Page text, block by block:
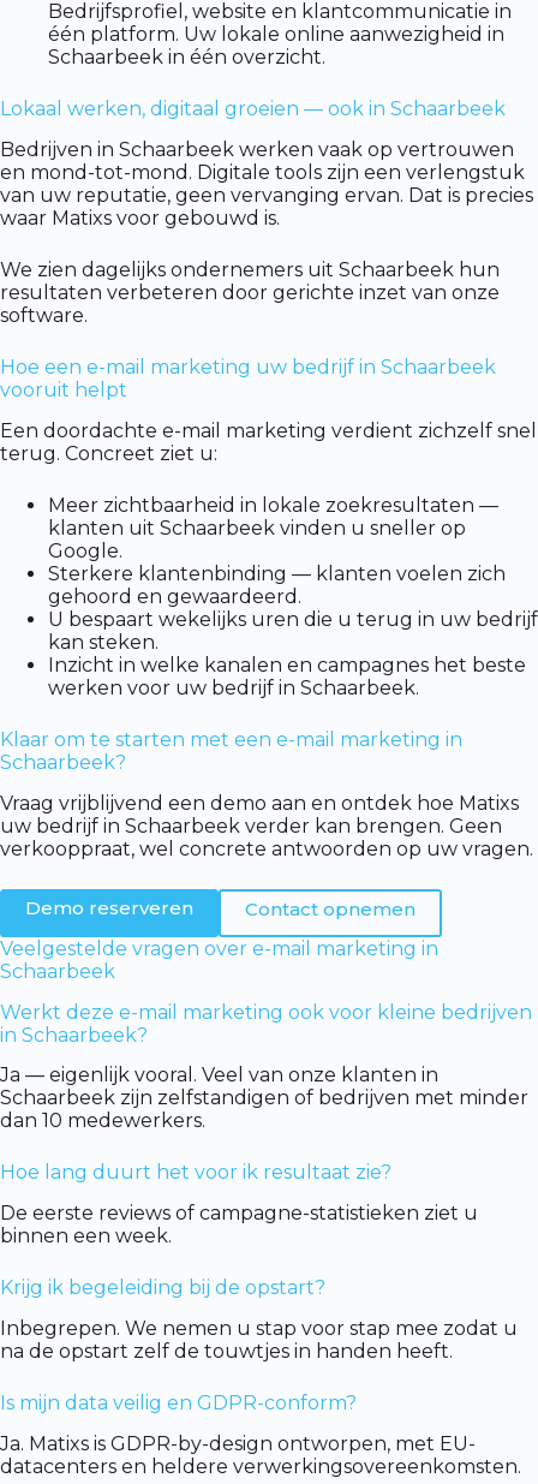
Bedrijfsprofiel, website en klantcommunicatie in
één platform. Uw lokale online aanwezigheid in
Schaarbeek in één overzicht.
Lokaal werken, digitaal groeien — ook in Schaarbeek
Bedrijven in Schaarbeek werken vaak op vertrouwen
en mond-tot-mond. Digitale tools zijn een verlengstuk
van uw reputatie, geen vervanging ervan. Dat is precies
waar Matixs voor gebouwd is.
We zien dagelijks ondernemers uit Schaarbeek hun
resultaten verbeteren door gerichte inzet van onze
software.
Hoe een e-mail marketing uw bedrijf in Schaarbeek
vooruit helpt
Een doordachte e-mail marketing verdient zichzelf snel
terug. Concreet ziet u:
Meer zichtbaarheid in lokale zoekresultaten —
klanten uit Schaarbeek vinden u sneller op
Google.
Sterkere klantenbinding — klanten voelen zich
gehoord en gewaardeerd.
U bespaart wekelijks uren die u terug in uw bedrijf
kan steken.
Inzicht in welke kanalen en campagnes het beste
werken voor uw bedrijf in Schaarbeek.
Klaar om te starten met een e-mail marketing in
Schaarbeek?
Vraag vrijblijvend een demo aan en ontdek hoe Matixs
uw bedrijf in Schaarbeek verder kan brengen. Geen
verkooppraat, wel concrete antwoorden op uw vragen.
Demo reserveren
Contact opnemen
Veelgestelde vragen over e-mail marketing in
Schaarbeek
Werkt deze e-mail marketing ook voor kleine bedrijven
in Schaarbeek?
Ja — eigenlijk vooral. Veel van onze klanten in
Schaarbeek zijn zelfstandigen of bedrijven met minder
dan 10 medewerkers.
Hoe lang duurt het voor ik resultaat zie?
De eerste reviews of campagne-statistieken ziet u
binnen een week.
Krijg ik begeleiding bij de opstart?
Inbegrepen. We nemen u stap voor stap mee zodat u
na de opstart zelf de touwtjes in handen heeft.
Is mijn data veilig en GDPR-conform?
Ja. Matixs is GDPR-by-design ontworpen, met EU-
datacenters en heldere verwerkingsovereenkomsten.